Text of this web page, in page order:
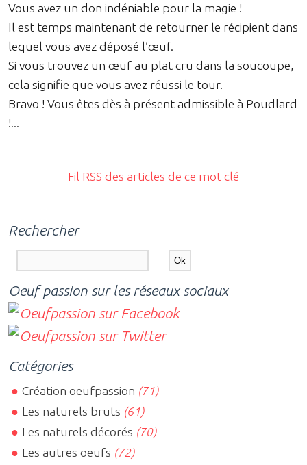
Vous avez un don indéniable pour la magie !
Il est temps maintenant de retourner le récipient dans
lequel vous avez déposé l’œuf.
Si vous trouvez un œuf au plat cru dans la soucoupe,
cela signifie que vous avez réussi le tour.
Bravo ! Vous êtes dès à présent admissible à Poudlard
!...
Fil RSS des articles de ce mot clé
Rechercher
Oeuf passion sur les réseaux sociaux
Catégories
Création oeufpassion (71)
Les naturels bruts (61)
Les naturels décorés (70)
Les autres oeufs (72)